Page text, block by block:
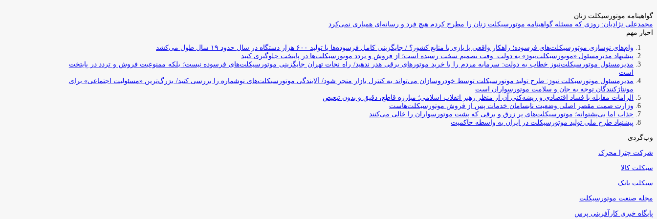
گواهینامه موتورسیکلت زنان
محمدعلی نژادیان: روزی که مسئله گواهینامه موتورسیکلت زنان را مطرح کردم هیچ فرد و رسانه‌ای همیاری نمی‌کرد
اخبار مهم
وام‌های نوسازی موتورسیکلت‌های فرسوده؛ راهکار واقعی یا بازی با منابع کشور؟ / جایگزینی کامل فرسوده‌ها با تولید ۶۰۰ هزار دستگاه در سال حدود ۱۹ سال طول می‌کشد
پیشنهاد مدیرمسئول «موتورسیکلت‌نیوز» به دولت: وقت تصمیم سخت رسیده است؛ از فروش و تردد موتورسیکلت‌ها در پایتخت جلوگیری کنید
مدیرمسئول موتورسیکلت‌نیوز خطاب به دولت: سرمایه مردم را با خرید موتورهای برقی هدر ندهید/ راه نجات تهران جایگزینی موتورسیکلت‌های فرسوده نیست؛ بلکه ممنوعیت فروش و تردد در پایتخت
است
مدیرمسئول موتورسیکلت نیوز: طرح تولید موتورسیکلت توسط خودروسازان می‌تواند به کنترل بازار منجر شود/ آلایندگی موتورسیکلت‌های نوشماره را بررسی کنید/ بزرگ‌ترین «مسئولیت اجتماعی» برای
مونتاژکنندگان توجه به جان و سلامت موتورسواران است
الزامات مقابله با فساد اقتصادی و ریشه‌کنی آن از منظر رهبر انقلاب اسلامی؛ مبارزه قاطع، دقیق و بدون تبعیض
وزارت صمت مقصر اصلی وضعیت نابسامان خدمات پس از فروش موتورسیکلت‌هاست
جذاب اما بی‌پشتوانه؛ موتورسیکلت‌های پر زرق‌ و برقی که پشت موتورسواران را خالی می‌کنند
پیشنهاد طرح ملی تولید موتورسیکلت در ایران به واسطه حاکمیت
وب‌گردی
شرکت چترا محرک
سیکلت کالا
سیکلت بانک
مجله صنعت موتورسیکلت
پایگاه خبری کارآفرینی پرس